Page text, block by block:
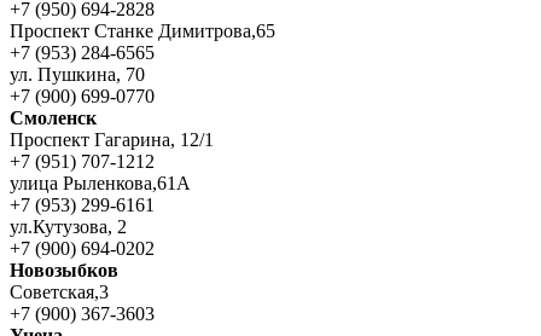
+7 (950) 694-2828
Проспект Станке Димитрова,65
+7 (953) 284-6565
ул. Пушкина, 70
+7 (900) 699-0770
Смоленск
Проспект Гагарина, 12/1
+7 (951) 707-1212
улица Рыленкова,61А
+7 (953) 299-6161
ул.Кутузова, 2
+7 (900) 694-0202
Новозыбков
Советская,3
+7 (900) 367-3603